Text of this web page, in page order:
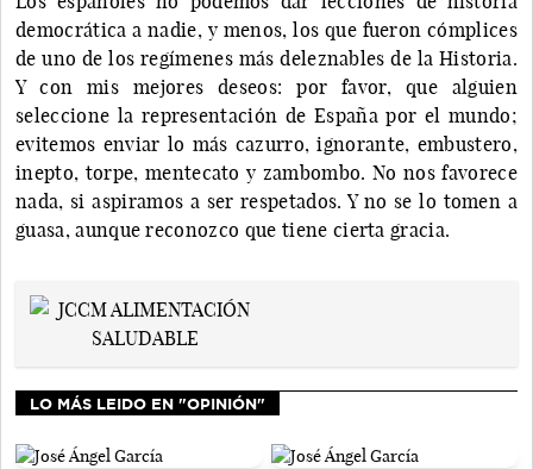
democrática a nadie, y menos, los que fueron cómplices
de uno de los regímenes más deleznables de la Historia.
Y con mis mejores deseos: por favor, que alguien
seleccione la representación de España por el mundo;
evitemos enviar lo más cazurro, ignorante, embustero,
inepto, torpe, mentecato y zambombo. No nos favorece
nada, si aspiramos a ser respetados. Y no se lo tomen a
guasa, aunque reconozco que tiene cierta gracia.
LO MÁS LEIDO EN "OPINIÓN"